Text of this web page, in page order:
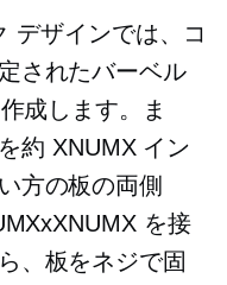
デザインでは、コ
されたバーベル
成します。ま
約 XNUMX イン
方の板の両側
を接
、板をネジで固